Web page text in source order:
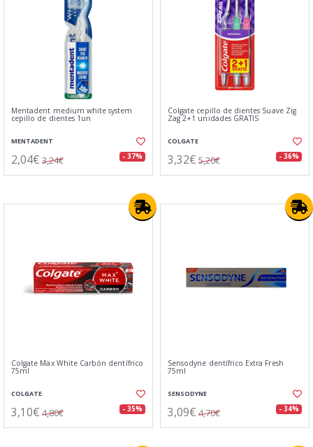
Mentadent medium white system
cepillo de dientes 1un
MENTADENT
2,04€ 3,24€ - 37%
Colgate cepillo de dientes Suave Zig
Zag 2+1 unidades GRATIS
COLGATE
3,32€ 5,20€ - 36%
Colgate Max White Carbón dentífrico
75ml
COLGATE
3,10€ 4,80€ - 35%
Sensodyne dentífrico Extra Fresh
75ml
SENSODYNE
3,09€ 4,70€ - 34%